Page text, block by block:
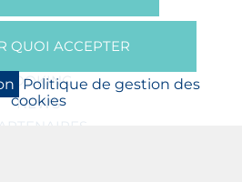
Presse
BOOKING
NEWS
QUOI ACCEPTER
Politique de gestion des
cookies